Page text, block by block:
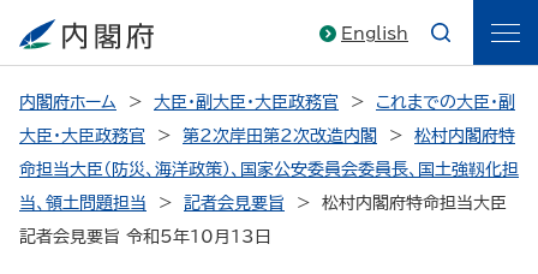
English
内閣府ホーム 大臣・副大臣・大臣政務官
これまでの大臣・副
大臣・大臣政務官
第2次岸田第2次改造内閣
松村内閣府特
命担当大臣（防災、海洋政策）、国家公安委員会委員長、国土強靱化担
当、領土問題担当
記者会見要旨
松村内閣府特命担当大臣
記者会見要旨 令和5年10月13日